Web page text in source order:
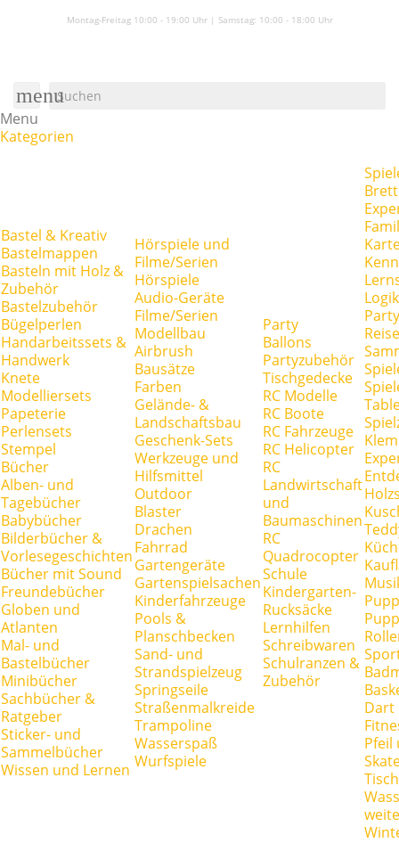
Montag-Freitag 10:00 - 19:00 Uhr | Samstag: 10:00 - 18:00 Uhr
menu
Menu
Kategorien
Bastel & Kreativ
Bastelmappen
Basteln mit Holz &
Zubehör
Bastelzubehör
Bügelperlen
Handarbeitssets &
Handwerk
Knete
Modelliersets
Papeterie
Perlensets
Stempel
Bücher
Alben- und
Tagebücher
Babybücher
Bilderbücher &
Vorlesegeschichten
Bücher mit Sound
Freundebücher
Globen und
Atlanten
Mal- und
Bastelbücher
Minibücher
Sachbücher &
Ratgeber
Sticker- und
Sammelbücher
Wissen und Lernen
Hörspiele und
Filme/Serien
Hörspiele
Audio-Geräte
Filme/Serien
Modellbau
Airbrush
Bausätze
Farben
Gelände- &
Landschaftsbau
Geschenk-Sets
Werkzeuge und
Hilfsmittel
Outdoor
Blaster
Drachen
Fahrrad
Gartengeräte
Gartenspielsachen
Kinderfahrzeuge
Pools &
Planschbecken
Sand- und
Strandspielzeug
Springseile
Straßenmalkreide
Trampoline
Wasserspaß
Wurfspiele
Party
Ballons
Partyzubehör
Tischgedecke
RC Modelle
RC Boote
RC Fahrzeuge
RC Helicopter
RC
Landwirtschaft
und
Baumaschinen
RC
Quadrocopter
Schule
Kindergarten-
Rucksäcke
Lernhilfen
Schreibwaren
Schulranzen &
Zubehör
Dart
Pfeil